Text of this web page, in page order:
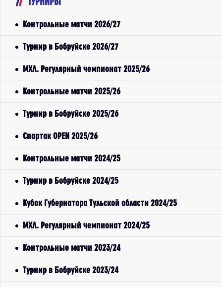
Контрольные матчи 2026/27
Турнир в Бобруйске 2026/27
МХЛ. Регулярный чемпионат 2025/26
Контрольные матчи 2025/26
Турнир в Бобруйске 2025/26
Спартак OPEN 2025/26
Контрольные матчи 2024/25
Турнир в Бобруйске 2024/25
Кубок Губернатора Тульской области 2024/25
МХЛ. Регулярный чемпионат 2024/25
Контрольные матчи 2023/24
Турнир в Бобруйске 2023/24